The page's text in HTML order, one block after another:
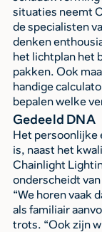
situaties neemt
de specialisten
denken
het lichtplan het
pakken. Ook
handige
bepalen welke
Gedeeld DNA
Het persoonlijke
is, naast het
Chainlight
onderscheidt
“We horen vaak
als familiair
trots. “Ook zijn